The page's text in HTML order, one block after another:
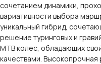
сочетанием динамики,
вариативности выбора
уникальный гибрид,
решение туринговых и
MTB колес, обладающих
качествами.